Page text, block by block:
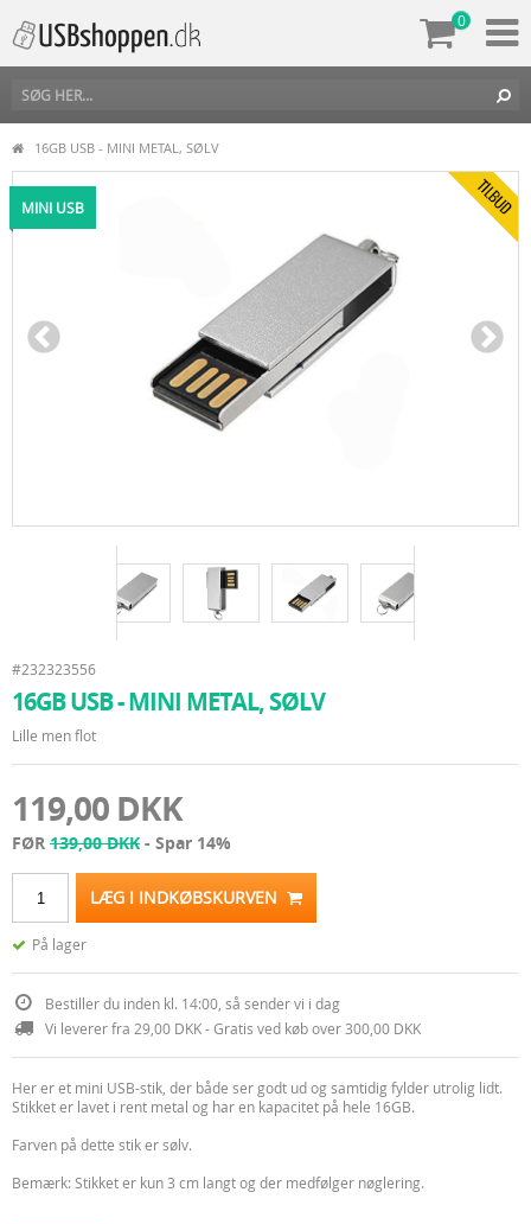
0
16GB USB - MINI METAL, SØLV
MINI USB
#232323556
16GB USB - MINI METAL, SØLV
Lille men flot
119,00 DKK
FØR 139,00 DKK - Spar 14%
LÆG I INDKØBSKURVEN
På lager
Bestiller du inden kl. 14:00, så sender vi i dag
Vi leverer fra 29,00 DKK - Gratis ved køb over 300,00 DKK
Her er et mini USB-stik, der både ser godt ud og samtidig fylder utrolig lidt.
Stikket er lavet i rent metal og har en kapacitet på hele 16GB.
Farven på dette stik er sølv.
Bemærk: Stikket er kun 3 cm langt og der medfølger nøglering.